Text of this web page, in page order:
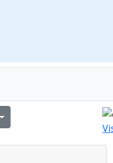
Alternar menú